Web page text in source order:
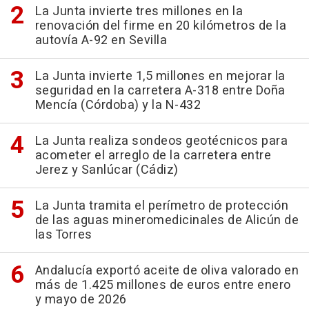
La Junta invierte tres millones en la
renovación del firme en 20 kilómetros de la
autovía A-92 en Sevilla
La Junta invierte 1,5 millones en mejorar la
seguridad en la carretera A-318 entre Doña
Mencía (Córdoba) y la N-432
La Junta realiza sondeos geotécnicos para
acometer el arreglo de la carretera entre
Jerez y Sanlúcar (Cádiz)
La Junta tramita el perímetro de protección
de las aguas mineromedicinales de Alicún de
las Torres
Andalucía exportó aceite de oliva valorado en
más de 1.425 millones de euros entre enero
y mayo de 2026